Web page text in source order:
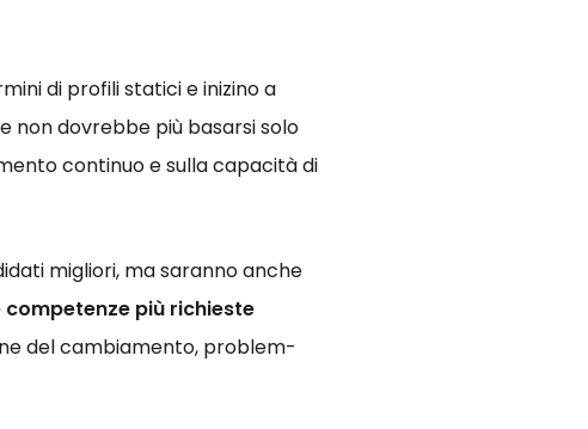
di profili statici e inizino a
non dovrebbe più basarsi solo
continuo e sulla capacità di
migliori, ma saranno anche
competenze più richieste
del cambiamento, problem-